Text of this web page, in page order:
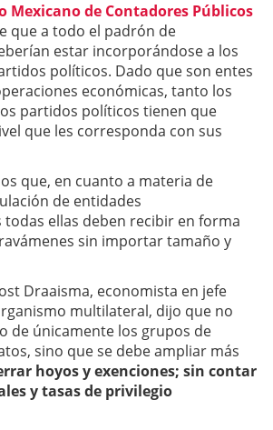
Mexicano de Contadores Públicos
que a todo el padrón de
estar incorporándose a los
políticos. Dado que son entes
económicas, tanto los
partidos políticos tienen que
que les corresponda con sus
que, en cuanto a materia de
de entidades
ellas deben recibir en forma
sin importar tamaño y
Draaisma, economista en jefe
multilateral, dijo que no
de únicamente los grupos de
sino que se debe ampliar más
hoyos y exenciones; sin contar
y tasas de privilegio